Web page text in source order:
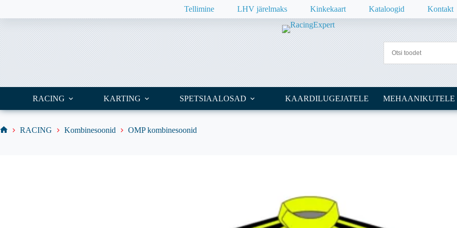
content
Tellimine LHV järelmaks Kinkekaart Kataloogid Kontakt
RACING KARTING SPETSIAALOSAD KAARDILUGEJATELE MEHAANIKUTELE
RACING Kombinesoonid OMP kombinesoonid